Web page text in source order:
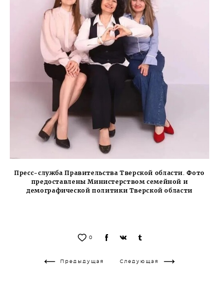
Пресс-служба Правительства Тверской области. Фото
предоставлены Министерством семейной и
демографической политики Тверской области
0
Предыдущая Следующая